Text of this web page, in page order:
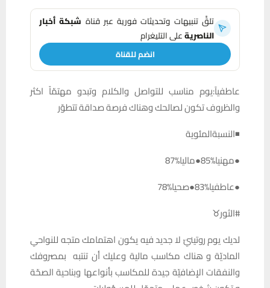
تلقَّ تنبيهات وتحديثات فورية عبر قناة شبكة أخبار
الناصريةعلى التليغرام
انضم للقناة
عاطفيآ:يوم مناسب للتواصل والكلام وتبدو مهتمّاً اكثر
والظروف تكون لصالحك وهناك فرصة صداقة تتطوّر
◾النسبةالمئوية
●مهنيا%85●ماليا%87
●عاطفيا%83●صحيا%78
#الثور♉️
لديك يوم روتينيّ لا جديد فيه يكون اهتمامك متجه للنواحي
الماديّة و هناك مكاسب مالية وعليك أن تنتبه بمصروفك
والنفقات الإضافيّة جيدة للمكاسب بأنواعها وبناحية الصحّة